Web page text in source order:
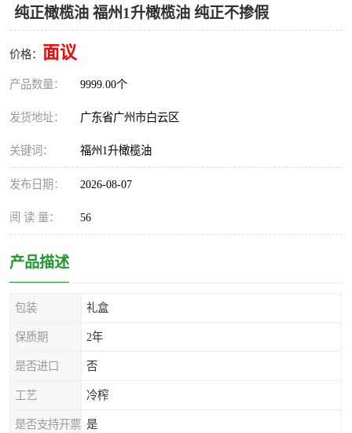
纯正橄榄油 福州1升橄榄油 纯正不掺假
价格： 面议
产品数量： 9999.00个
发货地址： 广东省广州市白云区
关键词： 福州1升橄榄油
发布日期： 2026-08-07
阅 读 量： 56
产品描述
包装 礼盒
保质期 2年
是否进口 否
工艺 冷榨
是否支持开票 是